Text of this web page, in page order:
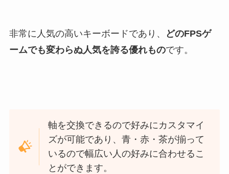
非常に人気の高いキーボードであり、
どのFPSゲ
ームでも変わらぬ人気を誇る優れものです。
軸を交換できるので好みにカスタマイ
ズが可能であり、青・赤・茶が揃って
いるので幅広い人の好みに合わせるこ
とができます。